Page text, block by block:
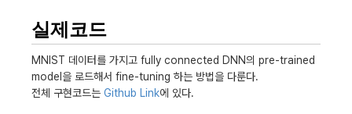
실제코드
MNIST 데이터를 가지고 fully connected DNN의 pre-trained
model을 로드해서 fine-tuning 하는 방법을 다룬다.
전체 구현코드는 Github Link에 있다.